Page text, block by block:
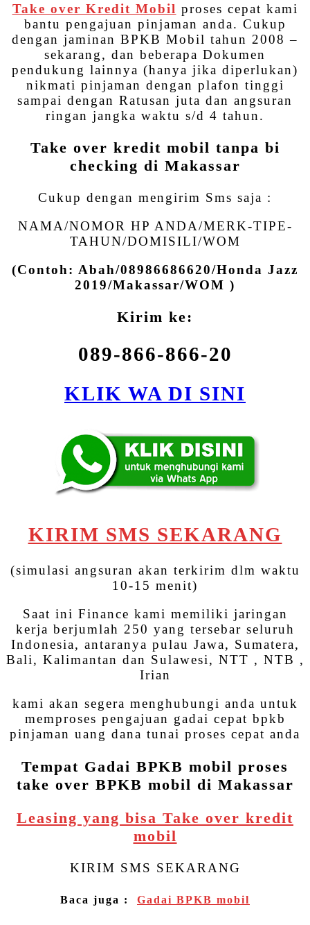
Take over Kredit Mobil proses cepat kami
bantu pengajuan pinjaman anda. Cukup
dengan jaminan BPKB Mobil tahun 2008 –
sekarang, dan beberapa Dokumen
pendukung lainnya (hanya jika diperlukan)
nikmati pinjaman dengan plafon tinggi
sampai dengan Ratusan juta dan angsuran
ringan jangka waktu s/d 4 tahun.
Take over kredit mobil tanpa bi
checking di Makassar
Cukup dengan mengirim Sms saja :
NAMA/NOMOR HP ANDA/MERK-TIPE-
TAHUN/DOMISILI/WOM
(Contoh: Abah/08986686620/Honda Jazz
2019/Makassar/WOM )
Kirim ke:
089-866-866-20
KLIK WA DI SINI
KIRIM SMS SEKARANG
(simulasi angsuran akan terkirim dlm waktu
10-15 menit)
Saat ini Finance kami memiliki jaringan
kerja berjumlah 250 yang tersebar seluruh
Indonesia, antaranya pulau Jawa, Sumatera,
Bali, Kalimantan dan Sulawesi, NTT , NTB ,
Irian
kami akan segera menghubungi anda untuk
memproses pengajuan gadai cepat bpkb
pinjaman uang dana tunai proses cepat anda
Tempat Gadai BPKB mobil proses
take over BPKB mobil di Makassar
Leasing yang bisa Take over kredit
mobil
KIRIM SMS SEKARANG
Baca juga : Gadai BPKB mobil